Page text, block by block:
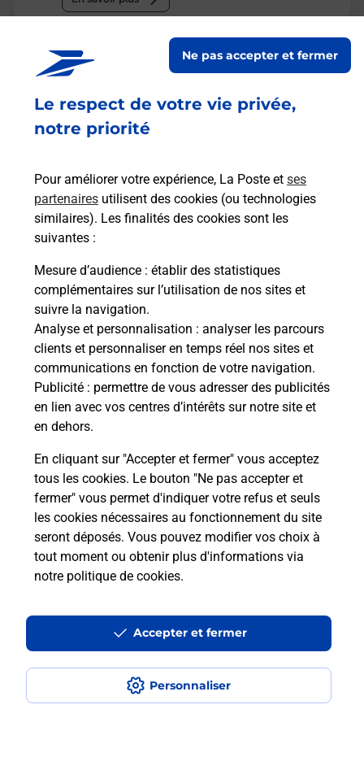
Le respect de votre vie privée,
notre priorité
Pour améliorer votre expérience, La Poste et ses
partenaires utilisent des cookies (ou technologies
similaires). Les finalités des cookies sont les
suivantes :
Mesure d’audience : établir des statistiques
complémentaires sur l’utilisation de nos sites et
suivre la navigation.
Analyse et personnalisation : analyser les parcours
clients et personnaliser en temps réel nos sites et
communications en fonction de votre navigation.
Publicité : permettre de vous adresser des publicités
en lien avec vos centres d’intérêts sur notre site et
en dehors.
En cliquant sur "Accepter et fermer" vous acceptez
tous les cookies. Le bouton "Ne pas accepter et
fermer" vous permet d'indiquer votre refus et seuls
les cookies nécessaires au fonctionnement du site
seront déposés. Vous pouvez modifier vos choix à
tout moment ou obtenir plus d'informations via
notre politique de cookies.
Personnaliser
Ne pas accepter et fermer
Accepter et fermer
Recherchez un autre point de contact
Quel réseau utilise La Poste Mobile ?
Est-ce que je peux garder mon
numéro de mobile gratuitement ?
Est-ce que je peux bénéficier de la 5G
avec La Poste Mobile ?
Est-ce que je peux utiliser mon forfait
à l’étranger avec La Poste Mobile ?
Est-ce que je peux payer mon
smartphone Samsung en plusieurs
fois avec La Poste Mobile ?
Est-ce que je peux assurer mon
smartphone Samsung ?
Pyrénées-Orientales
LATOUR DE FRANCE
LATOUR DE FRANCE
Acheter un smartphone Samsung